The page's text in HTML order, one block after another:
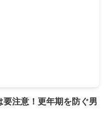
注意！更年期を防ぐ男